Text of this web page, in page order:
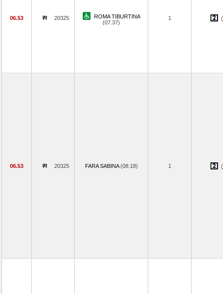
06.53 20325
ROMA TIBURTINA
(07.37)
1
06.53 20325 FARA SABINA(08.18) 1